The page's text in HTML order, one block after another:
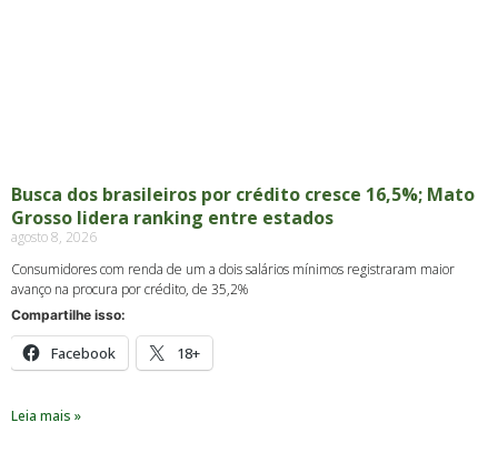
Busca dos brasileiros por crédito cresce 16,5%; Mato
Grosso lidera ranking entre estados
agosto 8, 2026
Consumidores com renda de um a dois salários mínimos registraram maior
avanço na procura por crédito, de 35,2%
Compartilhe isso:
Facebook 18+
Leia mais »